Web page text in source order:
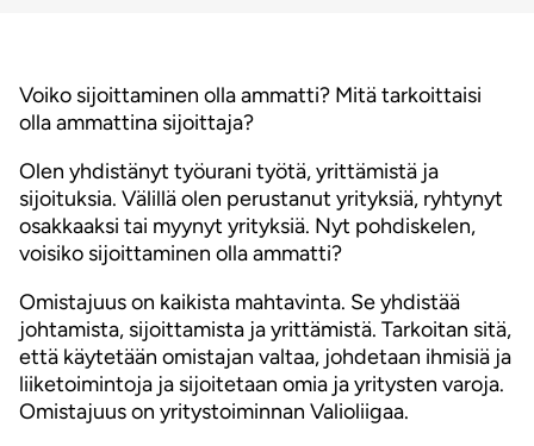
Voiko sijoittaminen olla ammatti? Mitä tarkoittaisi
olla ammattina sijoittaja?
Olen yhdistänyt työurani työtä, yrittämistä ja
sijoituksia. Välillä olen perustanut yrityksiä, ryhtynyt
osakkaaksi tai myynyt yrityksiä. Nyt pohdiskelen,
voisiko sijoittaminen olla ammatti?
Omistajuus on kaikista mahtavinta. Se yhdistää
johtamista, sijoittamista ja yrittämistä. Tarkoitan sitä,
että käytetään omistajan valtaa, johdetaan ihmisiä ja
liiketoimintoja ja sijoitetaan omia ja yritysten varoja.
Omistajuus on yritystoiminnan Valioliigaa.